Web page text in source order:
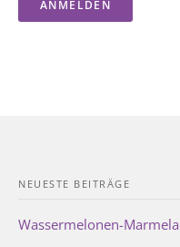
NEUESTE BEITRÄGE
Wassermelonen-